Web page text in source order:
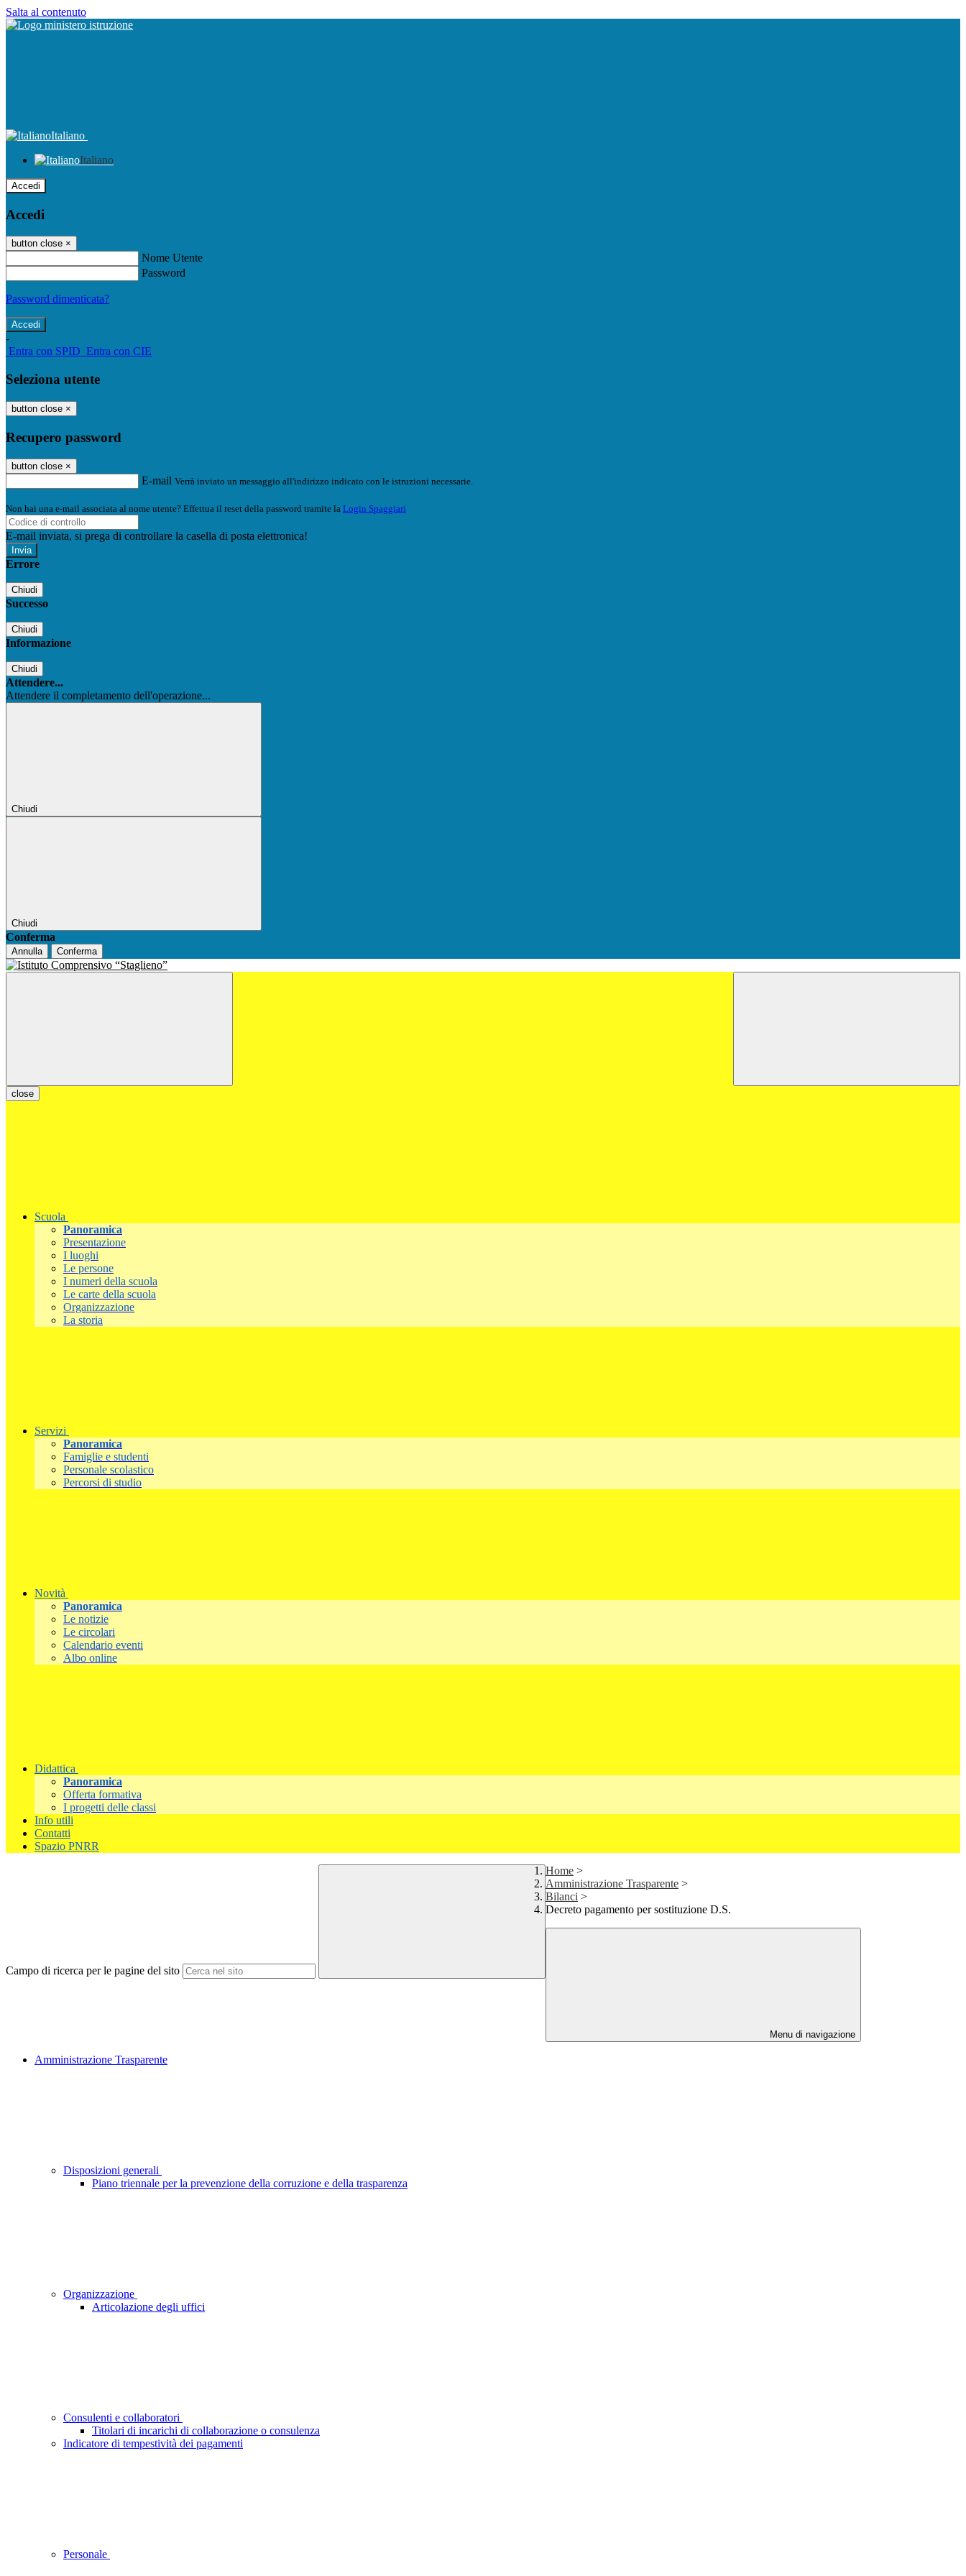
Salta al contenuto
Italiano
Italiano
Accedi
Accedi
button close ×
Nome Utente
Password
Password dimenticata?
-
Entra con SPID Entra con CIE
Seleziona utente
button close ×
Recupero password
button close ×
E-mail Verrà inviato un messaggio all'indirizzo indicato con le istruzioni necessarie.
Non hai una e-mail associata al nome utente? Effettua il reset della password tramite la Login Spaggiari
E-mail inviata, si prega di controllare la casella di posta elettronica!
Errore
Chiudi
Successo
Chiudi
Informazione
Chiudi
Attendere...
Attendere il completamento dell'operazione...
Chiudi
Chiudi
Conferma
Annulla Conferma
close
Scuola
Panoramica
Presentazione
I luoghi
Le persone
I numeri della scuola
Le carte della scuola
Organizzazione
La storia
Servizi
Panoramica
Famiglie e studenti
Personale scolastico
Percorsi di studio
Novità
Panoramica
Le notizie
Le circolari
Calendario eventi
Albo online
Didattica
Panoramica
Offerta formativa
I progetti delle classi
Info utili
Contatti
Spazio PNRR
Campo di ricerca per le pagine del sito
Home >
Amministrazione Trasparente >
Bilanci >
Decreto pagamento per sostituzione D.S.
Menu di navigazione
Amministrazione Trasparente
Disposizioni generali
Piano triennale per la prevenzione della corruzione e della trasparenza
Organizzazione
Articolazione degli uffici
Consulenti e collaboratori
Titolari di incarichi di collaborazione o consulenza
Indicatore di tempestività dei pagamenti
Personale